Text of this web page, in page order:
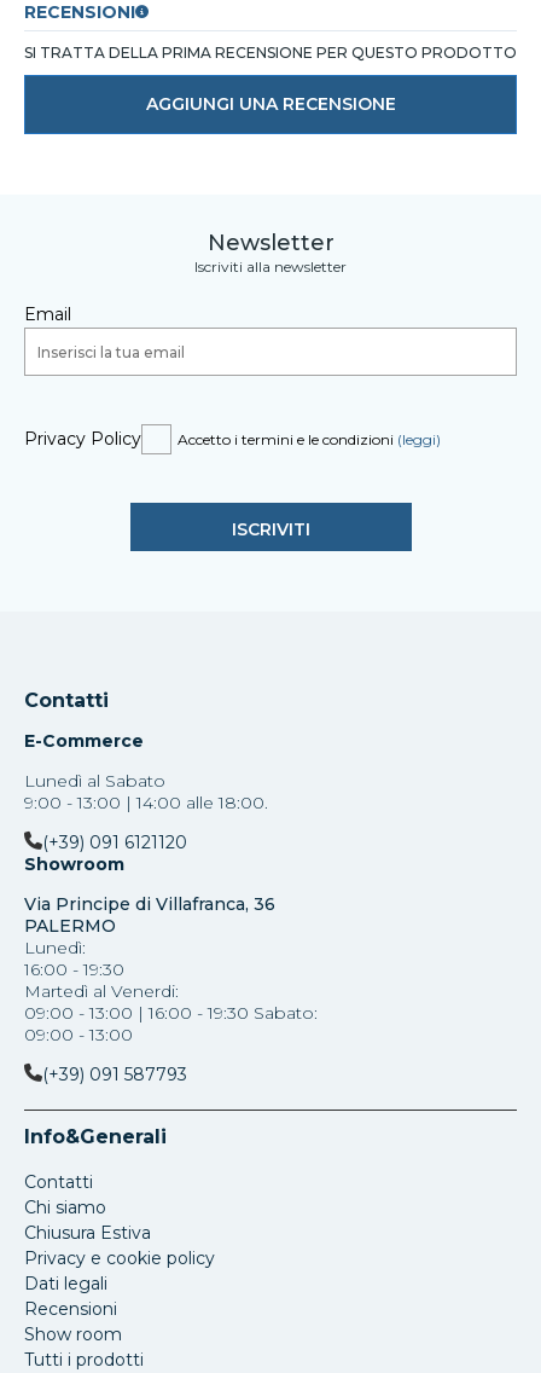
RECENSIONI
SI TRATTA DELLA PRIMA RECENSIONE PER QUESTO PRODOTTO
AGGIUNGI UNA RECENSIONE
Newsletter
Iscriviti alla newsletter
Email
Privacy Policy Accetto i termini e le condizioni (leggi)
Contatti
E-Commerce
Lunedì al Sabato
9:00 - 13:00 | 14:00 alle 18:00.
(+39) 091 6121120
Showroom
Via Principe di Villafranca, 36
PALERMO
Lunedì:
16:00 - 19:30
Martedì al Venerdi:
09:00 - 13:00 | 16:00 - 19:30 Sabato:
09:00 - 13:00
(+39) 091 587793
Info&Generali
Contatti
Chi siamo
Chiusura Estiva
Privacy e cookie policy
Dati legali
Recensioni
Show room
Tutti i prodotti